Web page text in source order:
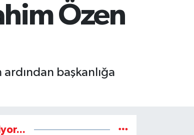
Özen
başkanlığa